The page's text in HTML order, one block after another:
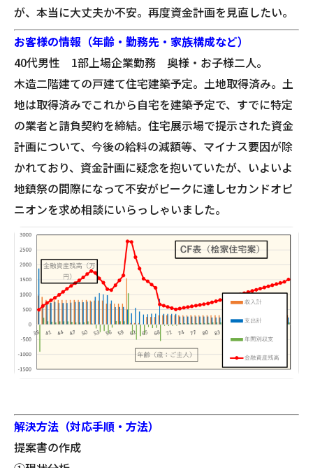
が、本当に大丈夫か不安。再度資金計画を見直したい。
お客様の情報（年齢・勤務先・家族構成など）
40代男性 1部上場企業勤務 奥様・お子様二人。
木造二階建ての戸建て住宅建築予定。土地取得済み。土
地は取得済みでこれから自宅を建築予定で、すでに特定
の業者と請負契約を締結。住宅展示場で提示された資金
計画について、今後の給料の減額等、マイナス要因が除
かれており、資金計画に疑念を抱いていたが、いよいよ
地鎮祭の間際になって不安がピークに達しセカンドオピ
ニオンを求め相談にいらっしゃいました。
解決方法（対応手順・方法）
提案書の作成